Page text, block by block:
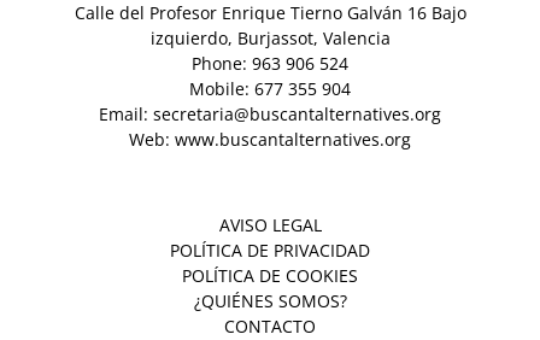
Calle del Profesor Enrique Tierno Galván 16 Bajo
izquierdo, Burjassot, Valencia
Phone: 963 906 524
Mobile: 677 355 904
Email: secretaria@buscantalternatives.org
Web: www.buscantalternatives.org
AVISO LEGAL
POLÍTICA DE PRIVACIDAD
POLÍTICA DE COOKIES
¿QUIÉNES SOMOS?
CONTACTO